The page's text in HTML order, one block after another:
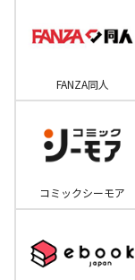
FANZA同人
コミックシーモア